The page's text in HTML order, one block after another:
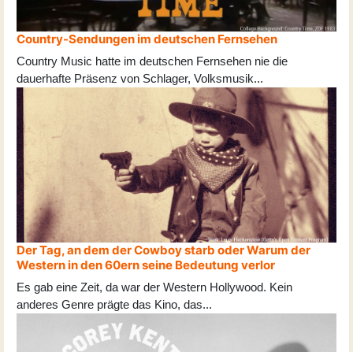
Country-Sendungen im deutschen Fernsehen
Country Music hatte im deutschen Fernsehen nie die
dauerhafte Präsenz von Schlager, Volksmusik...
Der Tag, an dem der Cowboy starb oder Warum der
Western in den 60ern seine Bedeutung verlor
Es gab eine Zeit, da war der Western Hollywood. Kein
anderes Genre prägte das Kino, das...